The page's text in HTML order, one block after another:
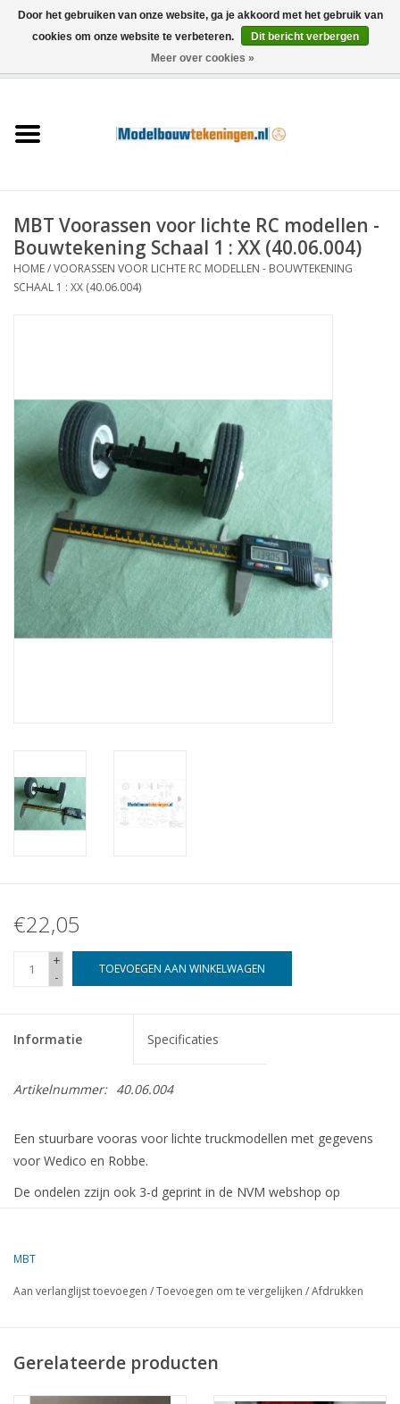
Schepen
Houtbouw
Scenery
Tijdschriften
Nieuwe tekeningen
NIEUWE TIJDSCHRIFTEN
ABONNEMENT DE
MODELBOUWER
MBT Voorassen voor lichte RC modellen -
Bouwtekening Schaal 1 : XX (40.06.004)
HOME/VOORASSEN VOOR LICHTE RC MODELLEN - BOUWTEKENING
SCHAAL 1 : XX (40.06.004)
€22,05
+
-
TOEVOEGEN AAN WINKELWAGEN
Informatie Specificaties
Artikelnummer: 40.06.004
Een stuurbare vooras voor lichte truckmodellen met gegevens
voor Wedico en Robbe.
De ondelen zzijn ook 3-d geprint in de NVM webshop op
dMB 3-2019
Kopie Artikel: 42.06.004 4 blz
MBT
Aan verlanglijst toevoegen /Toevoegen om te vergelijken /Afdrukken
Gerelateerde producten
Door het gebruiken van onze website, ga je akkoord met het gebruik van
cookies om onze website te verbeteren.
Dit bericht verbergen
Meer over cookies »